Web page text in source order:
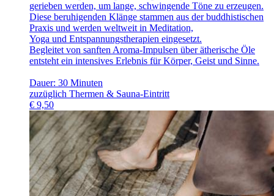
gerieben werden, um lange, schwingende Töne zu erzeugen.
Diese beruhigenden Klänge stammen aus der buddhistischen
Praxis und werden weltweit in Meditation,
Yoga und Entspannungstherapien eingesetzt.
Begleitet von sanften Aroma-Impulsen über ätherische Öle
entsteht ein intensives Erlebnis für Körper, Geist und Sinne.
Dauer: 30 Minuten
zuzüglich Thermen & Sauna-Eintritt
€ 9,50